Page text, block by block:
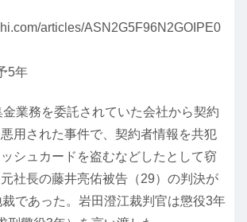
articles/ASN2G5F96N2GOIPE0
5年
業務を委託されていた会社から契約
用された事件で、契約者情報を共犯
シュカードを盗むなどしたとして窃
社長の藤井亮佑被告（29）の判決が
であった。岩田澄江裁判官は懲役3年